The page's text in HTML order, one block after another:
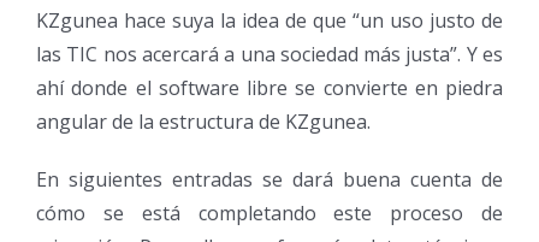
KZgunea hace suya la idea de que “un uso justo de
las TIC nos acercará a una sociedad más justa”. Y es
ahí donde el software libre se convierte en piedra
angular de la estructura de KZgunea.
En siguientes entradas se dará buena cuenta de
cómo se está completando este proceso de